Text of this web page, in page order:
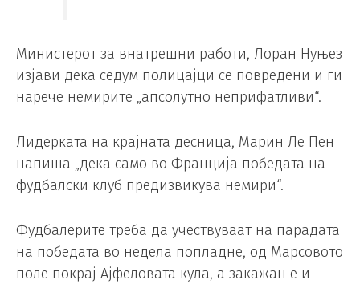
Министерот за внатрешни работи, Лоран Нуњез
изјави дека седум полицајци се повредени и ги
нарече немирите „апсолутно неприфатливи“.
Лидерката на крајната десница, Марин Ле Пен
напиша „дека само во Франција победата на
фудбалски клуб предизвикува немири“.
Фудбалерите треба да учествуваат на парадата
на победата во недела попладне, од Марсовото
поле покрај Ајфеловата кула, а закажан е и